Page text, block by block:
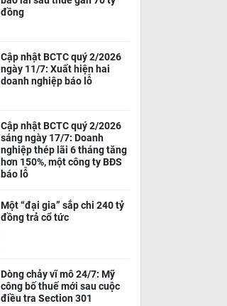
đồng
Cập nhật BCTC quý 2/2026
ngày 11/7: Xuất hiện hai
doanh nghiệp báo lỗ
Cập nhật BCTC quý 2/2026
sáng ngày 17/7: Doanh
nghiệp thép lãi 6 tháng tăng
hơn 150%, một công ty BĐS
báo lỗ
Một “đại gia” sắp chi 240 tỷ
đồng trả cổ tức
Dòng chảy vĩ mô 24/7: Mỹ
công bố thuế mới sau cuộc
điều tra Section 301